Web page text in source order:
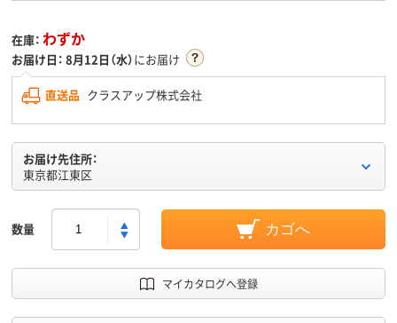
在庫： わずか
お届け日： 8月12日（水）にお届け
直送品 クラスアップ株式会社
お届け先住所：
東京都江東区
数量 カゴへ
マイカタログへ登録